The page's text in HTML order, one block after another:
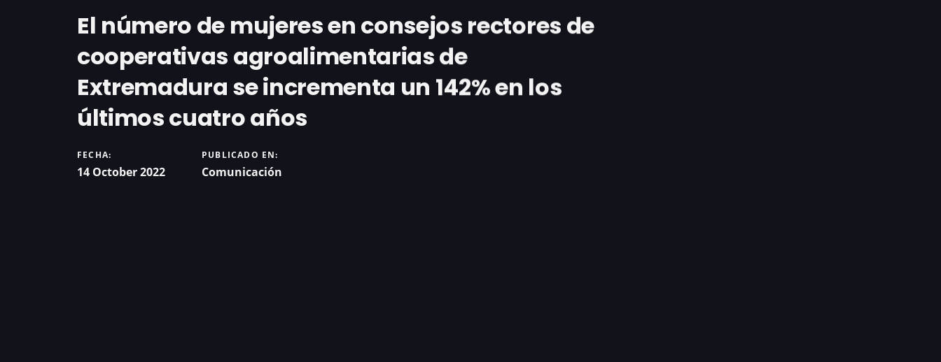
El número de mujeres en consejos rectores de
cooperativas agroalimentarias de
Extremadura se incrementa un 142% en los
últimos cuatro años
FECHA:
14 October 2022
PUBLICADO EN:
Comunicación